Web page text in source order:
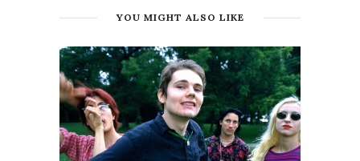
YOU MIGHT ALSO LIKE